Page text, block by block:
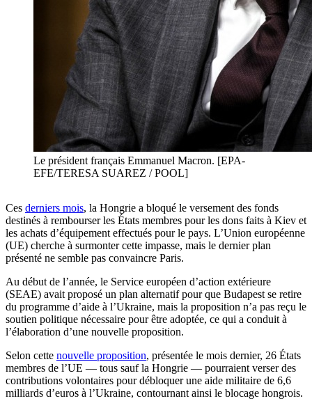
Le président français Emmanuel Macron. [EPA-
EFE/TERESA SUAREZ / POOL]
Ces derniers mois, la Hongrie a bloqué le versement des fonds
destinés à rembourser les États membres pour les dons faits à Kiev et
les achats d’équipement effectués pour le pays. L’Union européenne
(UE) cherche à surmonter cette impasse, mais le dernier plan
présenté ne semble pas convaincre Paris.
Au début de l’année, le Service européen d’action extérieure
(SEAE) avait proposé un plan alternatif pour que Budapest se retire
du programme d’aide à l’Ukraine, mais la proposition n’a pas reçu le
soutien politique nécessaire pour être adoptée, ce qui a conduit à
l’élaboration d’une nouvelle proposition.
Selon cette nouvelle proposition, présentée le mois dernier, 26 États
membres de l’UE — tous sauf la Hongrie — pourraient verser des
contributions volontaires pour débloquer une aide militaire de 6,6
milliards d’euros à l’Ukraine, contournant ainsi le blocage hongrois.